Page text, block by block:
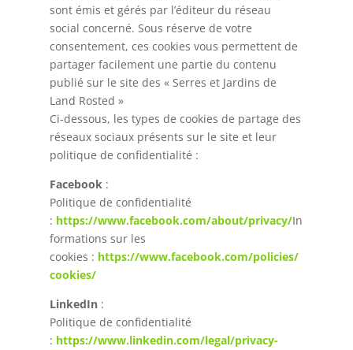
sont émis et gérés par l’éditeur du réseau
social concerné. Sous réserve de votre
consentement, ces cookies vous permettent de
partager facilement une partie du contenu
publié sur le site des « Serres et Jardins de
Land Rosted »
Ci-dessous, les types de cookies de partage des
réseaux sociaux présents sur le site et leur
politique de confidentialité :
Facebook:
Politique de confidentialité
: https://www.facebook.com/about/privacy/In
formations sur les
cookies : https://www.facebook.com/policies/
cookies/
LinkedIn:
Politique de confidentialité
: https://www.linkedin.com/legal/privacy-